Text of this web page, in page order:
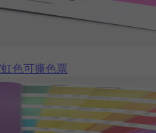
色可撕色票